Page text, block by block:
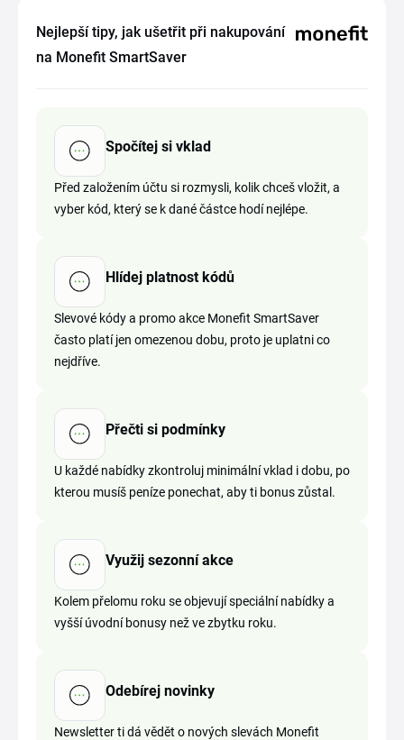
Nejlepší tipy, jak ušetřit při nakupování
na Monefit SmartSaver
Spočítej si vklad
Před založením účtu si rozmysli, kolik chceš vložit, a
vyber kód, který se k dané částce hodí nejlépe.
Hlídej platnost kódů
Slevové kódy a promo akce Monefit SmartSaver
často platí jen omezenou dobu, proto je uplatni co
nejdříve.
Přečti si podmínky
U každé nabídky zkontroluj minimální vklad i dobu, po
kterou musíš peníze ponechat, aby ti bonus zůstal.
Využij sezonní akce
Kolem přelomu roku se objevují speciální nabídky a
vyšší úvodní bonusy než ve zbytku roku.
Odebírej novinky
Newsletter ti dá vědět o nových slevách Monefit